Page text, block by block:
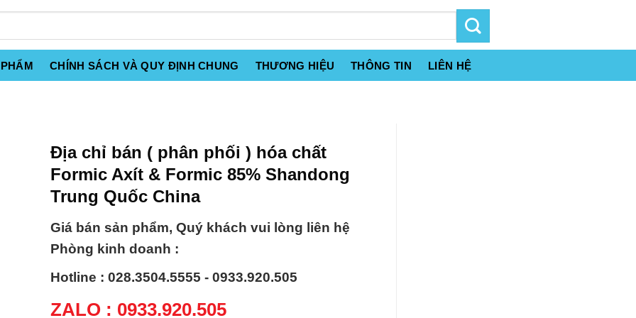
CHÍNH SÁCH VÀ QUY ĐỊNH CHUNG THƯƠNG HIỆU THÔNG TIN LIÊN HỆ
Địa chỉ bán ( phân phối ) hóa chất
Formic Axít & Formic 85% Shandong
Trung Quốc China
Giá bán sản phẩm, Quý khách vui lòng liên hệ
Phòng kinh doanh :
Hotline : 028.3504.5555 - 0933.920.505
ZALO : 0933.920.505